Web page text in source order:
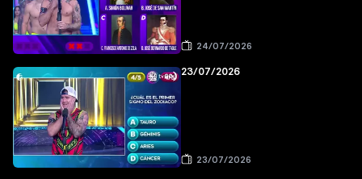
24/07/2026
23/07/2026
23/07/2026